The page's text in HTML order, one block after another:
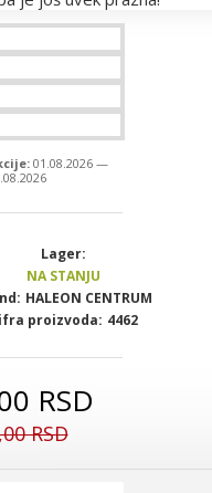
01.08.2026 —
RSD
RSD
Lager:
NA STANJU
HALEON CENTRUM
proizvoda: 4462